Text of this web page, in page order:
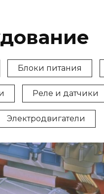
Блоки питания
Реле и датчики
Электродвигатели